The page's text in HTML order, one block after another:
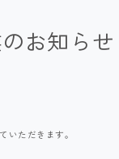
お知らせ
いただきます。